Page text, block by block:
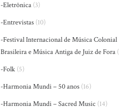
-Eletrônica (3)
-Entrevistas (10)
-Festival Internacional de Música Colonial
Brasileira e Música Antiga de Juiz de Fora
-Folk (5)
-Harmonia Mundi – 50 anos (16)
-Harmonia Mundi – Sacred Music (14)